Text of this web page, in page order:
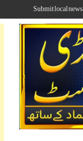
Submit local news